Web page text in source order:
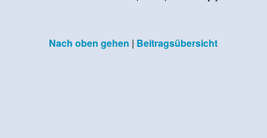
Nach oben gehen | Beitragsübersicht